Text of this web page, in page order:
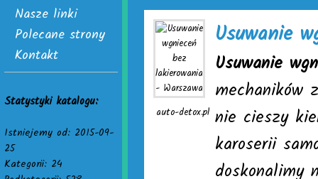
Nasze linki
Polecane strony
Kontakt
Statystyki katalogu:
Istniejemy od: 2015-09-
25
Kategorii: 24
auto-detox.pl
Usuwanie
Usuwanie
mechaników
nie cieszy
karoserii
doskonalimy